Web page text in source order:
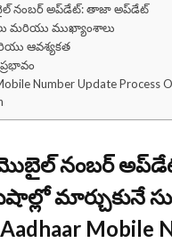
నంబర్ అప్‌డేట్: తాజా అప్‌డేట్
మరియు ముఖ్యాంశాలు
ఆవశ్యకత
Number Update Process
నంబర్
మార్చుకునే
Mobile